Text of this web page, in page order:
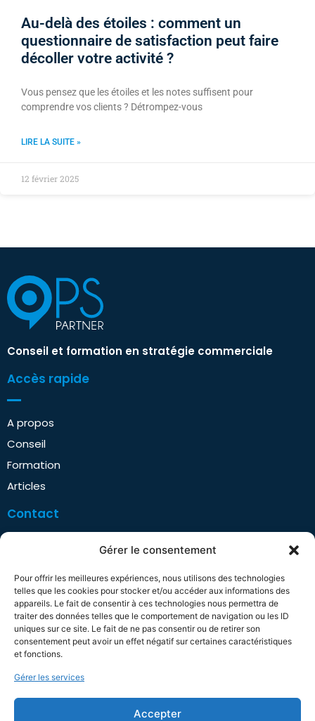
Gérer le consentement
Pour offrir les meilleures expériences, nous utilisons des technologies
telles que les cookies pour stocker et/ou accéder aux informations des
appareils. Le fait de consentir à ces technologies nous permettra de
traiter des données telles que le comportement de navigation ou les ID
uniques sur ce site. Le fait de ne pas consentir ou de retirer son
consentement peut avoir un effet négatif sur certaines caractéristiques
et fonctions.
Gérer les services
Accepter
Au-delà des étoiles : comment un
questionnaire de satisfaction peut faire
décoller votre activité ?
Vous pensez que les étoiles et les notes suffisent pour
comprendre vos clients ? Détrompez-vous
LIRE LA SUITE »
12 février 2025
Conseil et formation en stratégie commerciale
Accès rapide
A propos
Conseil
Formation
Articles
Contact
+33 (0)6 61 47 10 96
contact@ops-partner.com
Linkedin
Rendez-vous en ligne
Infos légales
Politique de confidentialité